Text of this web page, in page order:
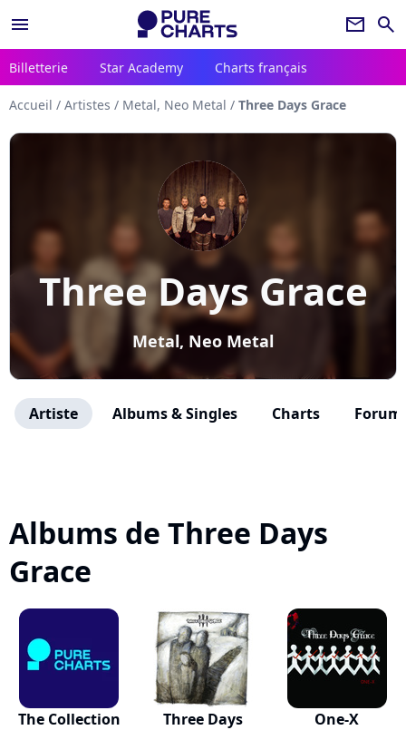
menu newsletter search
Billetterie Star Academy Charts français
Accueil / Artistes / Metal, Neo Metal / Three Days Grace
Three Days Grace
Metal, Neo Metal
Artiste Albums & Singles Charts
Albums de Three Days
Grace
The Collection
Three Days
One-X